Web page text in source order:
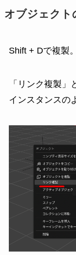
オブジェクト
Shift + Dで複製。
「リンク複製
インスタンスの